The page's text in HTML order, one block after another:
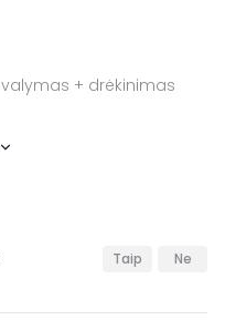
+ drėkinimas
Taip Ne